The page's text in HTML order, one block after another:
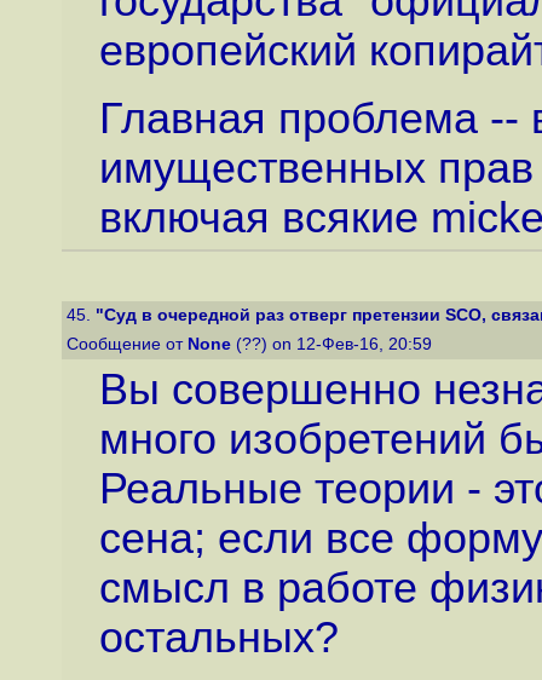
европейский
Главная проблема --
имущественных
включая всякие
45. "Суд в очередной раз отверг претензии SCO,
Сообщение от None (??) on 12-Фев-16, 20:59
Вы совершенно
много изобретений
Реальные теории -
сена; если все
смысл в работе
остальных?